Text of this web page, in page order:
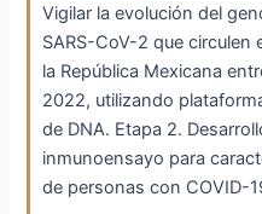
Vigilar la evolución del
SARS-CoV-2 que
la República Mexicana
2022, utilizando
de DNA. Etapa 2.
inmunoensayo para
de personas con COVID-